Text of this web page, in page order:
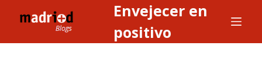
l
Envejecer en
positivo